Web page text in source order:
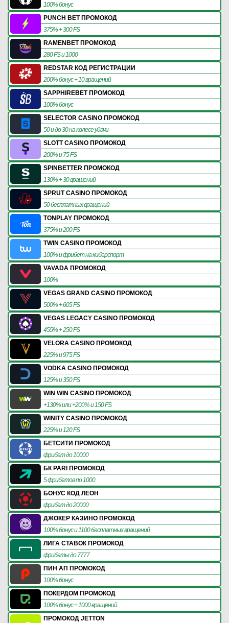
100% бонус
PUNCH BET ПРОМОКОД
375% + 300 FS
RAMENBET ПРОМОКОД
280 FS и 1000
REDSTAR КОД РЕГИСТРАЦИИ
200% бонус + 10 вращений
SAPPHIREBET ПРОМОКОД
100% бонус
SELECTOR CASINO ПРОМОКОД
50 и до 30 на колесе удачи
SLOTT CASINO ПРОМОКОД
200% и 75 FS
SPINBETTER ПРОМОКОД
130% + 30 вращений
SPRUT CASINO ПРОМОКОД
50 бесплатных вращений
TONPLAY ПРОМОКОД
375% и 200 FS
TWIN CASINO ПРОМОКОД
100% и фрибет на киберспорт
VAVADA ПРОМОКОД
100%
VEGAS GRAND CASINO ПРОМОКОД
500% + 605 FS
VEGAS LEGACY CASINO ПРОМОКОД
455% + 250 FS
VELORA CASINO ПРОМОКОД
225% и 975 FS
VODKA CASINO ПРОМОКОД
125% и 350 FS
WIN WIN CASINO ПРОМОКОД
+130% или +200% и 150 FS
WINITY CASINO ПРОМОКОД
225% и 120 FS
БЕТСИТИ ПРОМОКОД
фрибет до 10000
БК PARI ПРОМОКОД
5 фрибетов по 1000
БОНУС КОД ЛЕОН
фрибет до 20000
ДЖОКЕР КАЗИНО ПРОМОКОД
100% бонус и 1100 бесплатных вращений
ЛИГА СТАВОК ПРОМОКОД
фрибеты до 7777
ПИН АП ПРОМОКОД
100% бонус
ПОКЕРДОМ ПРОМОКОД
100% бонус + 1000 вращений
ПРОМОКОД JETTON